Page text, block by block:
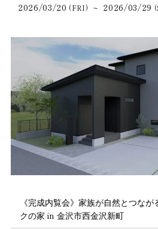
2026/03/20 (FRI) ~ 2026/03/29
《完成内覧会》家族が自然とつな
クの家 in 金沢市西金沢新町